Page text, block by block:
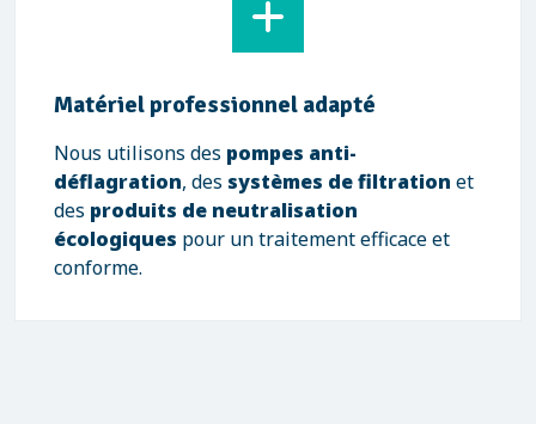
Matériel professionnel adapté
Nous utilisons des pompes anti-
déflagration, des systèmes de filtration et
des produits de neutralisation
écologiques pour un traitement efficace et
conforme.